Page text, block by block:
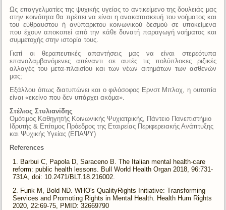
Ως επαγγελματίες της ψυχικής υγείας το αντικείμενο της δουλειάς μας
στην κοινότητα θα πρέπει να είναι η ανακατασκευή του νοήματος και
του εύθραυστου ή ανύπαρκτου κοινωνικού δεσμού σε υποκείμενα
που έχουν αποκοπεί από την κάθε δυνατή παραγωγή νοήματος και
συμμετοχής στην ιστορία τους.
Γιατί οι θεραπευτικές απαντήσεις μας να είναι στερεότυπα
επαναλαμβανόμενες απέναντι σε αυτές τις πολύπλοκες ριζικές
αλλαγές του μετα-πλαισίου και των νέων αιτημάτων των ασθενών
μας;
Εξάλλου όπως διατυπώνει και ο φιλόσοφος Ερνστ Μπλοχ, η ουτοπία
είναι «εκείνο που δεν υπάρχει ακόμα».
Στέλιος Στυλιανίδης
Ομότιμος Καθηγητής Κοινωνικής Ψυχιατρικής, Πάντειο Πανεπιστήμιο
Ιδρυτής & Επίτιμος Πρόεδρος της Εταιρείας Περιφερειακής Ανάπτυξης
και Ψυχικής Υγείας (ΕΠΑΨΥ)
References
Barbui C, Papola D, Saraceno B. The Italian mental health-care
reform: public health lessons. Bull World Health Organ 2018, 96:731-
731A, doi: 10.2471/BLT.18.216002.
Funk M, Bold ND. WHO's QualityRights Initiative: Transforming
Services and Promoting Rights in Mental Health. Health Hum Rights
2020, 22:69-75, PMID: 32669790